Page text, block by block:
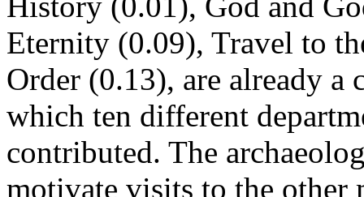
Eternity (0.09), Travel to
Order (0.13), are already a
which ten different
contributed. The
motivate visits to the other